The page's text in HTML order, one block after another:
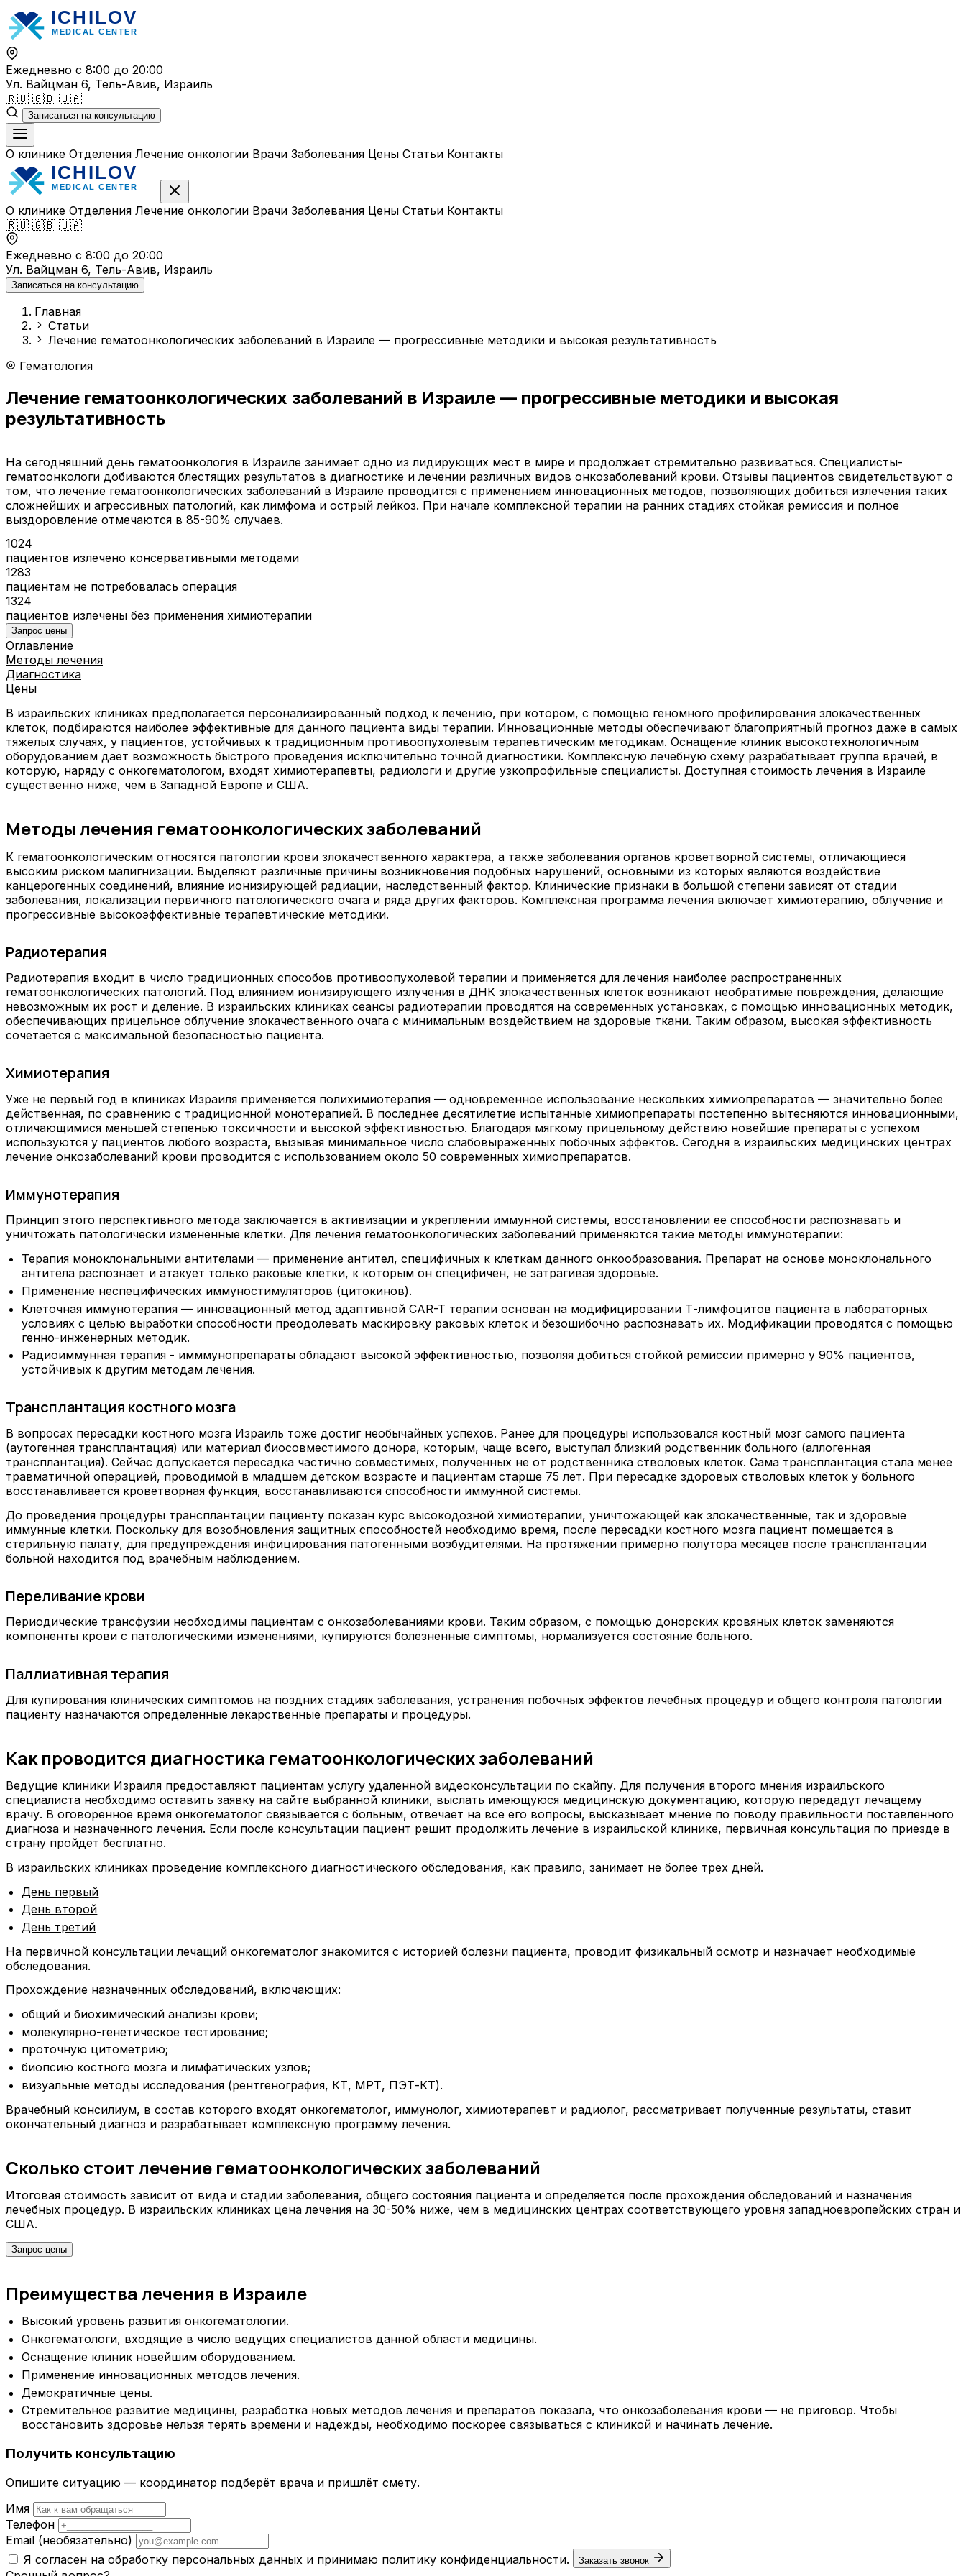
Перейти
к
содержимому
Ежедневно с 8:00 до 20:00
Ул. Вайцман 6, Тель-Авив, Израиль
🇷🇺 🇬🇧 🇺🇦
Записаться на консультацию
О клинике Отделения Лечение онкологии Врачи Заболевания Цены Статьи Контакты
О клинике Отделения Лечение онкологии Врачи Заболевания Цены Статьи Контакты
🇷🇺 🇬🇧 🇺🇦
Ежедневно с 8:00 до 20:00
Ул. Вайцман 6, Тель-Авив, Израиль
Записаться на консультацию
Главная
Статьи
Лечение гематоонкологических заболеваний в Израиле — прогрессивные методики и высокая результативность
Гематология
Лечение гематоонкологических заболеваний в Израиле — прогрессивные методики и высокая
результативность
На сегодняшний день гематоонкология в Израиле занимает одно из лидирующих мест в мире и продолжает стремительно развиваться. Специалисты-
гематоонкологи добиваются блестящих результатов в диагностике и лечении различных видов онкозаболеваний крови. Отзывы пациентов свидетельствуют о
том, что лечение гематоонкологических заболеваний в Израиле проводится с применением инновационных методов, позволяющих добиться излечения таких
сложнейших и агрессивных патологий, как лимфома и острый лейкоз. При начале комплексной терапии на ранних стадиях стойкая ремиссия и полное
выздоровление отмечаются в 85-90% случаев.
1024
пациентов излечено консервативными методами
1283
пациентам не потребовалась операция
1324
пациентов излечены без применения химиотерапии
Запрос цены
Оглавление
Методы лечения
Диагностика
Цены
В израильских клиниках предполагается персонализированный подход к лечению, при котором, с помощью геномного профилирования злокачественных
клеток, подбираются наиболее эффективные для данного пациента виды терапии. Инновационные методы обеспечивают благоприятный прогноз даже в самых
тяжелых случаях, у пациентов, устойчивых к традиционным противоопухолевым терапевтическим методикам. Оснащение клиник высокотехнологичным
оборудованием дает возможность быстрого проведения исключительно точной диагностики. Комплексную лечебную схему разрабатывает группа врачей, в
которую, наряду с онкогематологом, входят химиотерапевты, радиологи и другие узкопрофильные специалисты. Доступная стоимость лечения в Израиле
существенно ниже, чем в Западной Европе и США.
Методы лечения гематоонкологических заболеваний
К гематоонкологическим относятся патологии крови злокачественного характера, а также заболевания органов кроветворной системы, отличающиеся
высоким риском малигнизации. Выделяют различные причины возникновения подобных нарушений, основными из которых являются воздействие
канцерогенных соединений, влияние ионизирующей радиации, наследственный фактор. Клинические признаки в большой степени зависят от стадии
заболевания, локализации первичного патологического очага и ряда других факторов. Комплексная программа лечения включает химиотерапию, облучение и
прогрессивные высокоэффективные терапевтические методики.
Радиотерапия
Радиотерапия входит в число традиционных способов противоопухолевой терапии и применяется для лечения наиболее распространенных
гематоонкологических патологий. Под влиянием ионизирующего излучения в ДНК злокачественных клеток возникают необратимые повреждения, делающие
невозможным их рост и деление. В израильских клиниках сеансы радиотерапии проводятся на современных установках, с помощью инновационных методик,
обеспечивающих прицельное облучение злокачественного очага с минимальным воздействием на здоровые ткани. Таким образом, высокая эффективность
сочетается с максимальной безопасностью пациента.
Химиотерапия
Уже не первый год в клиниках Израиля применяется полихимиотерапия — одновременное использование нескольких химиопрепаратов — значительно более
действенная, по сравнению с традиционной монотерапией. В последнее десятилетие испытанные химиопрепараты постепенно вытесняются инновационными,
отличающимися меньшей степенью токсичности и высокой эффективностью. Благодаря мягкому прицельному действию новейшие препараты с успехом
используются у пациентов любого возраста, вызывая минимальное число слабовыраженных побочных эффектов. Сегодня в израильских медицинских центрах
лечение онкозаболеваний крови проводится с использованием около 50 современных химиопрепаратов.
Иммунотерапия
Принцип этого перспективного метода заключается в активизации и укреплении иммунной системы, восстановлении ее способности распознавать и
уничтожать патологически измененные клетки. Для лечения гематоонкологических заболеваний применяются такие методы иммунотерапии:
Терапия моноклональными антителами — применение антител, специфичных к клеткам данного онкообразования. Препарат на основе моноклонального
антитела распознает и атакует только раковые клетки, к которым он специфичен, не затрагивая здоровые.
Применение неспецифических иммуностимуляторов (цитокинов).
Клеточная иммунотерапия — инновационный метод адаптивной CAR-T терапии основан на модифицировании Т-лимфоцитов пациента в лабораторных
условиях с целью выработки способности преодолевать маскировку раковых клеток и безошибочно распознавать их. Модификации проводятся с помощью
генно-инженерных методик.
Радиоиммунная терапия - имммунопрепараты обладают высокой эффективностью, позволяя добиться стойкой ремиссии примерно у 90% пациентов,
устойчивых к другим методам лечения.
Трансплантация костного мозга
В вопросах пересадки костного мозга Израиль тоже достиг необычайных успехов. Ранее для процедуры использовался костный мозг самого пациента
(аутогенная трансплантация) или материал биосовместимого донора, которым, чаще всего, выступал близкий родственник больного (аллогенная
трансплантация). Сейчас допускается пересадка частично совместимых, полученных не от родственника стволовых клеток. Сама трансплантация стала менее
травматичной операцией, проводимой в младшем детском возрасте и пациентам старше 75 лет. При пересадке здоровых стволовых клеток у больного
восстанавливается кроветворная функция, восстанавливаются способности иммунной системы.
До проведения процедуры трансплантации пациенту показан курс высокодозной химиотерапии, уничтожающей как злокачественные, так и здоровые
иммунные клетки. Поскольку для возобновления защитных способностей необходимо время, после пересадки костного мозга пациент помещается в
стерильную палату, для предупреждения инфицирования патогенными возбудителями. На протяжении примерно полутора месяцев после трансплантации
больной находится под врачебным наблюдением.
Переливание крови
Периодические трансфузии необходимы пациентам с онкозаболеваниями крови. Таким образом, с помощью донорских кровяных клеток заменяются
компоненты крови с патологическими изменениями, купируются болезненные симптомы, нормализуется состояние больного.
Паллиативная терапия
Для купирования клинических симптомов на поздних стадиях заболевания, устранения побочных эффектов лечебных процедур и общего контроля патологии
пациенту назначаются определенные лекарственные препараты и процедуры.
Как проводится диагностика гематоонкологических заболеваний
Ведущие клиники Израиля предоставляют пациентам услугу удаленной видеоконсультации по скайпу. Для получения второго мнения израильского
специалиста необходимо оставить заявку на сайте выбранной клиники, выслать имеющуюся медицинскую документацию, которую передадут лечащему
врачу. В оговоренное время онкогематолог связывается с больным, отвечает на все его вопросы, высказывает мнение по поводу правильности поставленного
диагноза и назначенного лечения. Если после консультации пациент решит продолжить лечение в израильской клинике, первичная консультация по приезде в
страну пройдет бесплатно.
В израильских клиниках проведение комплексного диагностического обследования, как правило, занимает не более трех дней.
День первый
День второй
День третий
На первичной консультации лечащий онкогематолог знакомится с историей болезни пациента, проводит физикальный осмотр и назначает необходимые
обследования.
Прохождение назначенных обследований, включающих:
общий и биохимический анализы крови;
молекулярно-генетическое тестирование;
проточную цитометрию;
биопсию костного мозга и лимфатических узлов;
визуальные методы исследования (рентгенография, КТ, МРТ, ПЭТ-КТ).
Врачебный консилиум, в состав которого входят онкогематолог, иммунолог, химиотерапевт и радиолог, рассматривает полученные результаты, ставит
окончательный диагноз и разрабатывает комплексную программу лечения.
Сколько стоит лечение гематоонкологических заболеваний
Итоговая стоимость зависит от вида и стадии заболевания, общего состояния пациента и определяется после прохождения обследований и назначения
лечебных процедур. В израильских клиниках цена лечения на 30-50% ниже, чем в медицинских центрах соответствующего уровня западноевропейских стран и
США.
Запрос цены
Преимущества лечения в Израиле
Высокий уровень развития онкогематологии.
Онкогематологи, входящие в число ведущих специалистов данной области медицины.
Оснащение клиник новейшим оборудованием.
Применение инновационных методов лечения.
Демократичные цены.
Стремительное развитие медицины, разработка новых методов лечения и препаратов показала, что онкозаболевания крови — не приговор. Чтобы
восстановить здоровье нельзя терять времени и надежды, необходимо поскорее связываться с клиникой и начинать лечение.
Получить консультацию
Опишите ситуацию — координатор подберёт врача и пришлёт смету.
Имя
Телефон
Email (необязательно)
Я согласен на обработку персональных данных и принимаю политику конфиденциальности. Заказать звонок